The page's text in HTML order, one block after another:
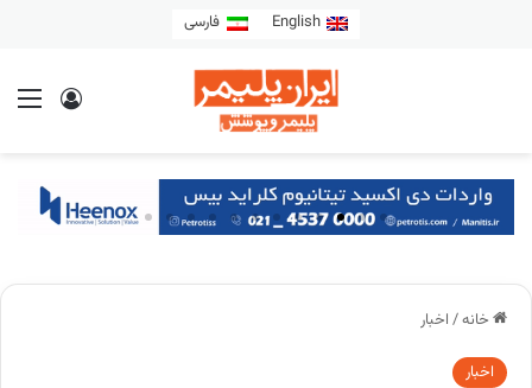
English فارسی
خانه/ اخبار
اخبار